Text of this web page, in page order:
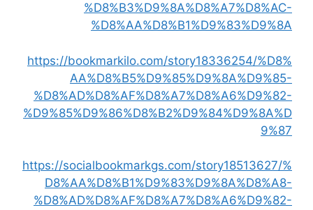
%D8%B3%D9%8A%D8%A7%D8%AC-
%D8%AA%D8%B1%D9%83%D9%8A
https://bookmarkilo.com/story18336254/%D8%
AA%D8%B5%D9%85%D9%8A%D9%85-
%D8%AD%D8%AF%D8%A7%D8%A6%D9%82-
%D9%85%D9%86%D8%B2%D9%84%D9%8A%D
9%87
https://socialbookmarkgs.com/story18513627/%
D8%AA%D8%B1%D9%83%D9%8A%D8%A8-
%D8%AD%D8%AF%D8%A7%D8%A6%D9%82-